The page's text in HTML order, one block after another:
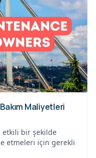
Maliyetleri
etkili bir şekilde
etmeleri için gerekli